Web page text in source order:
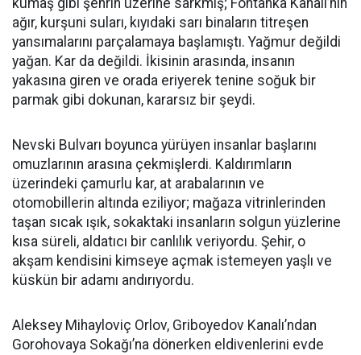
kumaş gibi şehrin üzerine sarkmış; Fontanka Kanalı’nın
ağır, kurşuni suları, kıyıdaki sarı binaların titreşen
yansımalarını parçalamaya başlamıştı. Yağmur değildi
yağan. Kar da değildi. İkisinin arasında, insanın
yakasına giren ve orada eriyerek tenine soğuk bir
parmak gibi dokunan, kararsız bir şeydi.
Nevski Bulvarı boyunca yürüyen insanlar başlarını
omuzlarının arasına çekmişlerdi. Kaldırımların
üzerindeki çamurlu kar, at arabalarının ve
otomobillerin altında eziliyor; mağaza vitrinlerinden
taşan sıcak ışık, sokaktaki insanların solgun yüzlerine
kısa süreli, aldatıcı bir canlılık veriyordu. Şehir, o
akşam kendisini kimseye açmak istemeyen yaşlı ve
küskün bir adamı andırıyordu.
Aleksey Mihayloviç Orlov, Griboyedov Kanalı’ndan
Gorohovaya Sokağı’na dönerken eldivenlerini evde